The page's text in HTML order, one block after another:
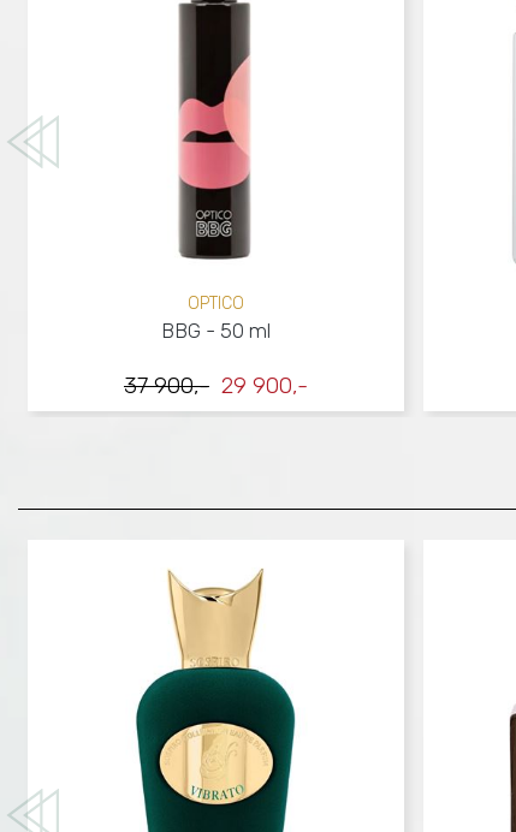
37 900,- 29 900,-
OPTICO
BBG - 50 ml